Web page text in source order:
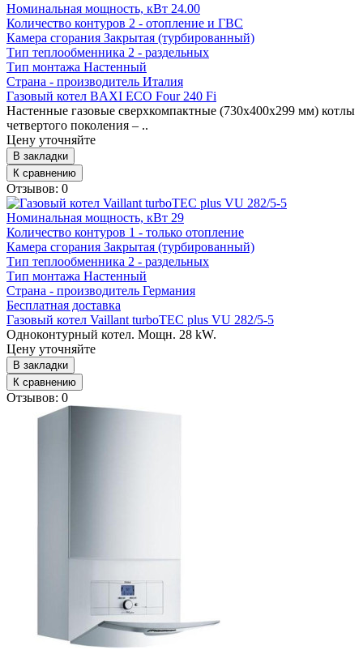
Номинальная мощность, кВт 24.00
Количество контуров 2 - отопление и ГВС
Камера сгорания Закрытая (турбированный)
Тип теплообменника 2 - раздельных
Тип монтажа Настенный
Страна - производитель Италия
Газовый котел BAXI ECO Four 240 Fi
Настенные газовые сверхкомпактные (730х400х299 мм) котлы
четвертого поколения – ..
Цену уточняйте
В закладки
К сравнению
Отзывов: 0
Номинальная мощность, кВт 29
Количество контуров 1 - только отопление
Камера сгорания Закрытая (турбированный)
Тип теплообменника 2 - раздельных
Тип монтажа Настенный
Страна - производитель Германия
Бесплатная доставка
Газовый котел Vaillant turboTEC plus VU 282/5-5
Одноконтурный котел. Мощн. 28 kW.
Цену уточняйте
В закладки
К сравнению
Отзывов: 0